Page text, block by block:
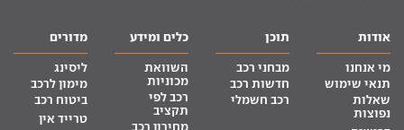
אודות
מי אנחנו
תנאי שימוש
שאלות
נפוצות
תוכן
מבחני רכב
חדשות רכב
רכב חשמלי
כלים ומידע
השוואת
מכוניות
רכב לפי
תקציב
מדורים
ליסינג
מימון לרכב
ביטוח רכב
טרייד אין